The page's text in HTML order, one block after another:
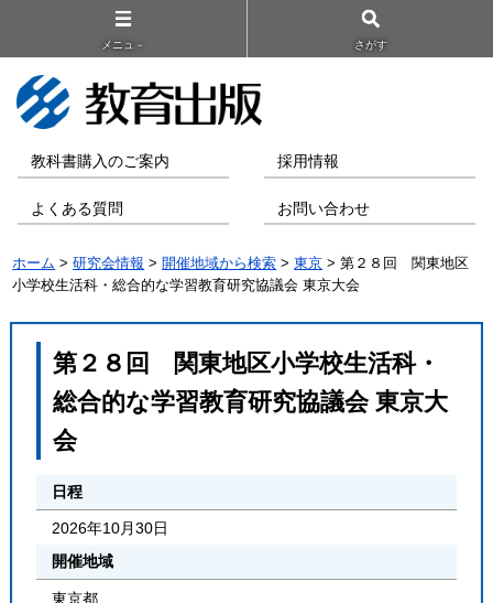
メニュ－ さがす
教科書購入のご案内 採用情報
よくある質問 お問い合わせ
ホーム >研究会情報 > 開催地域から検索 >東京 > 第２８回 関東地区
小学校生活科・総合的な学習教育研究協議会 東京大会
第２８回 関東地区小学校生活科・
総合的な学習教育研究協議会 東京大
会
日程
2026年10月30日
開催地域
東京都